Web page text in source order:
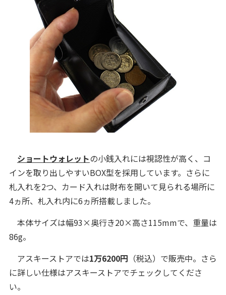
ショートウォレットの小銭入れには視認性が高く、コ
インを取り出しやすいBOX型を採用しています。さらに
札入れを2つ、カード入れは財布を開いて見られる場所に
4ヵ所、札入れ内に6ヵ所搭載しました。
本体サイズは幅93×奥行き20×高さ115mmで、重量は
86g。
アスキーストアでは1万6200円 （税込）で販売中。さら
に詳しい仕様はアスキーストアでチェックしてくださ
い。